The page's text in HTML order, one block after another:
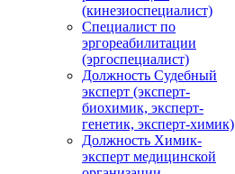
(кинезиоспециалист)
Специалист по
эргореабилитации
(эргоспециалист)
Должность Судебный
эксперт (эксперт-
биохимик, эксперт-
генетик, эксперт-химик)
Должность Химик-
эксперт медицинской